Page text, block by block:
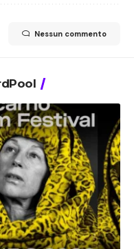
Nessun commento